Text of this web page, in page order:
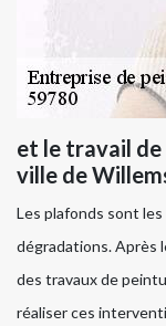
et le travail de
ville de
Les plafonds sont
dégradations. Après
des travaux de
réaliser ces